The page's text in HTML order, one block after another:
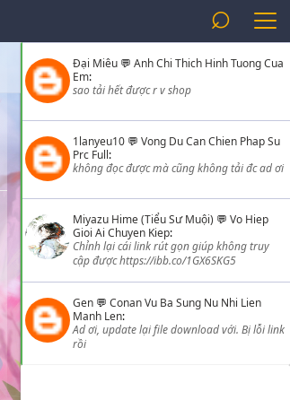
⌕
Đại Miêu 💬 Anh Chi Thich Hinh Tuong Cua
Em:
sao tải hết được r v shop
1lanyeu10 💬 Vong Du Can Chien Phap Su
Prc Full:
không đọc được mà cũng không tải đc ad ơi
Miyazu Hime (Tiểu Sư Muội) 💬 Vo Hiep
Gioi Ai Chuyen Kiep:
Chỉnh lại cái link rút gọn giúp không truy
cập được https://ibb.co/1GX6SKG5
Gen 💬 Conan Vu Ba Sung Nu Nhi Lien
Manh Len:
Ad ơi, update lại file download với. Bị lỗi link
rồi